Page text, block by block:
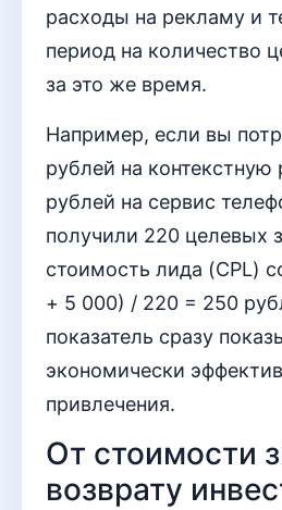
расходы на рекламу и
период на количество
за это же время.
Например, если вы
рублей на
рублей на сервис
получили 220 целевых
стоимость лида (CPL)
+ 5 000) / 220 = 250
показатель сразу
экономически
привлечения.
От стоимости
возврату